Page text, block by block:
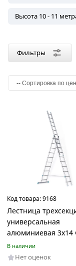
Высота 10 - 11
Фильтры
Материал
Количество
Количество
14
Шаг
ступеней
Код товара:9168
Лестница
универсальная
алюминиевая 3х14
6314
В наличии
Нет оценок